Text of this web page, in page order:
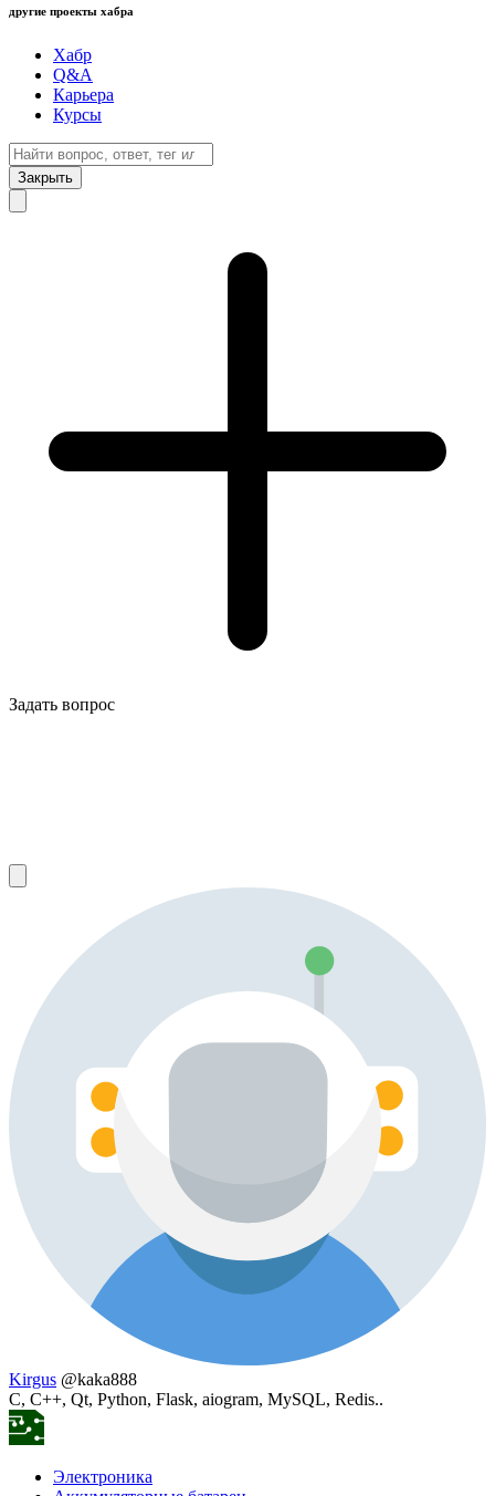
другие проекты хабра
Хабр
Q&A
Карьера
Курсы
Закрыть
Задать вопрос
Kirgus @kaka888
C, C++, Qt, Python, Flask, aiogram, MySQL, Redis..
Электроника